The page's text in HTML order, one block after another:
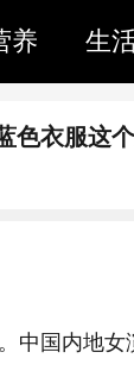
养 生
色衣服这
国内地女